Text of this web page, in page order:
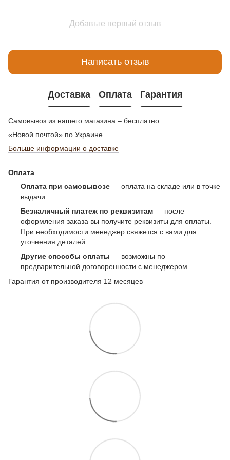
Добавьте первый отзыв
Написать отзыв
Доставка Оплата Гарантия
Самовывоз из нашего магазина – бесплатно.
«Новой почтой» по Украине
Больше информации о доставке
Оплата
Оплата при самовывозе — оплата на складе или в точке
выдачи.
Безналичный платеж по реквизитам — после
оформления заказа вы получите реквизиты для оплаты.
При необходимости менеджер свяжется с вами для
уточнения деталей.
Другие способы оплаты — возможны по
предварительной договоренности с менеджером.
Гарантия от производителя 12 месяцев